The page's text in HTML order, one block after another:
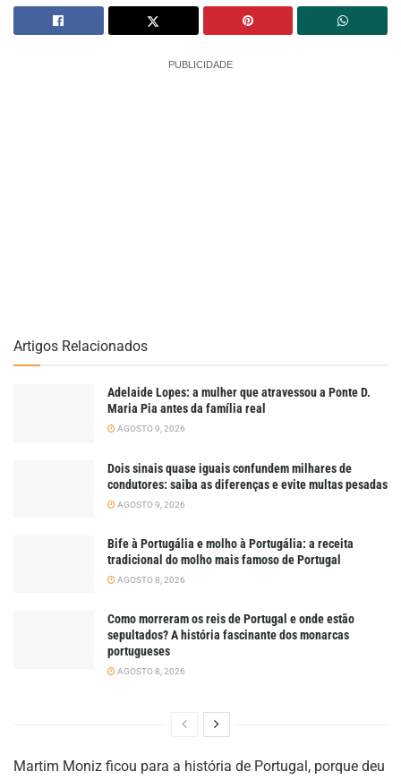
PUBLICIDADE
Artigos Relacionados
Adelaide Lopes: a mulher que atravessou a Ponte D.
Maria Pia antes da família real
AGOSTO 9, 2026
Dois sinais quase iguais confundem milhares de
condutores: saiba as diferenças e evite multas pesadas
AGOSTO 9, 2026
Bife à Portugália e molho à Portugália: a receita
tradicional do molho mais famoso de Portugal
AGOSTO 8, 2026
Como morreram os reis de Portugal e onde estão
sepultados? A história fascinante dos monarcas
portugueses
AGOSTO 8, 2026
Martim Moniz ficou para a história de Portugal, porque deu